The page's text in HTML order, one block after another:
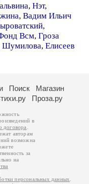
, Нэт,
, Вадим Ильич
,
Всм, Гроза
Шумилова, Елисеев
Поиск
Магазин
Проза.ру
в
договора
авторам
возможна
за
на
персональных данных